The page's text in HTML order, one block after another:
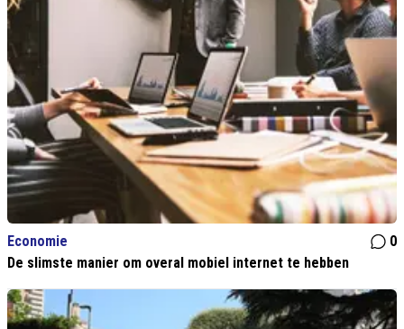
Economie
0
De slimste manier om overal mobiel internet te hebben